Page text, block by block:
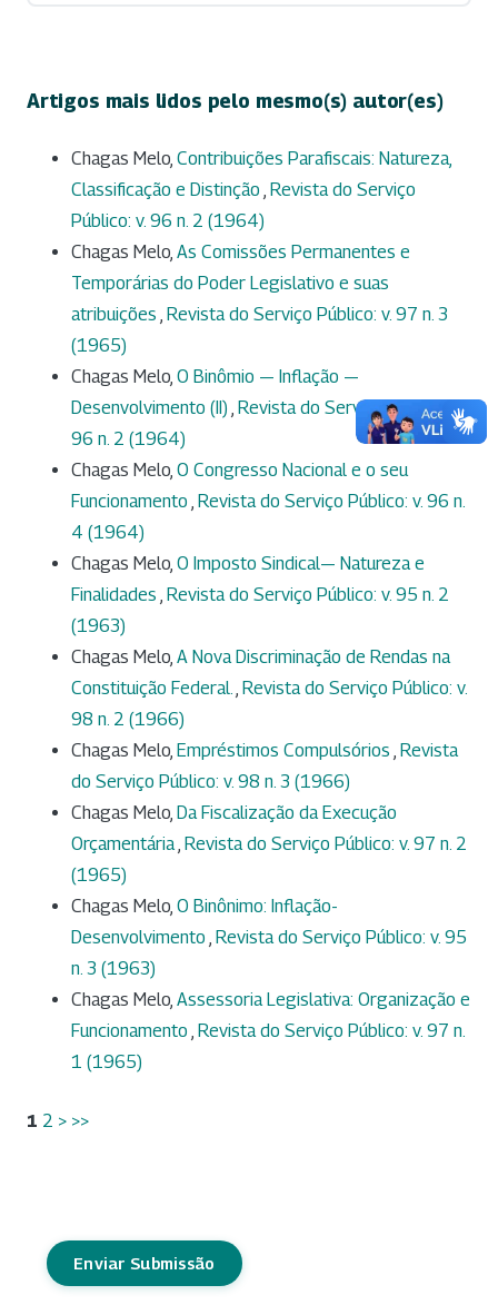
Artigos mais lidos pelo mesmo(s) autor(es)
Chagas Melo, Contribuições Parafiscais: Natureza,
Classificação e Distinção Revista do Serviço
Público: v. 96 n. 2 (1964)
Chagas Melo, As Comissões Permanentes e
Temporárias do Poder Legislativo e suas
atribuições Revista do Serviço Público: v. 97 n. 3
(1965)
Chagas Melo, O Binômio — Inflação —
Desenvolvimento (II) Revista do Serviço Público: v.
96 n. 2 (1964)
Chagas Melo, O Congresso Nacional e o seu
Funcionamento Revista do Serviço Público: v. 96 n.
4 (1964)
Chagas Melo, O Imposto Sindical— Natureza e
Finalidades Revista do Serviço Público: v. 95 n. 2
(1963)
Chagas Melo, A Nova Discriminação de Rendas na
Constituição Federal. Revista do Serviço Público: v.
98 n. 2 (1966)
Chagas Melo, Empréstimos Compulsórios Revista
do Serviço Público: v. 98 n. 3 (1966)
Chagas Melo, Da Fiscalização da Execução
Orçamentária Revista do Serviço Público: v. 97 n. 2
(1965)
Chagas Melo, O Binônimo: Inflação-
Desenvolvimento Revista do Serviço Público: v. 95
n. 3 (1963)
Chagas Melo, Assessoria Legislativa: Organização e
Funcionamento Revista do Serviço Público: v. 97 n.
1 (1965)
1 2 > >>
Enviar Submissão